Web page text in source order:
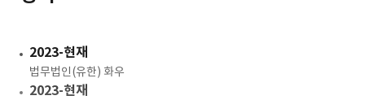
2023-현재
법무법인(유한) 화우
2023-현재